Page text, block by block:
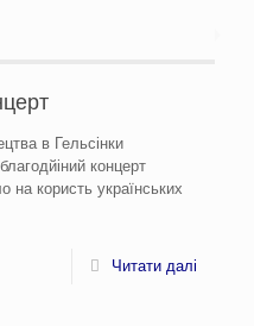
в Гельсінки
концерт
на користь українських
Читати далі